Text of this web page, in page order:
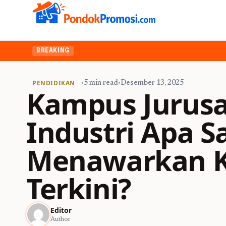
BREAKING
PENDIDIKAN •5 min read•Desember 13, 2025
Kampus
Industri Apa
Menawarkan
Terkini?
Editor
Author